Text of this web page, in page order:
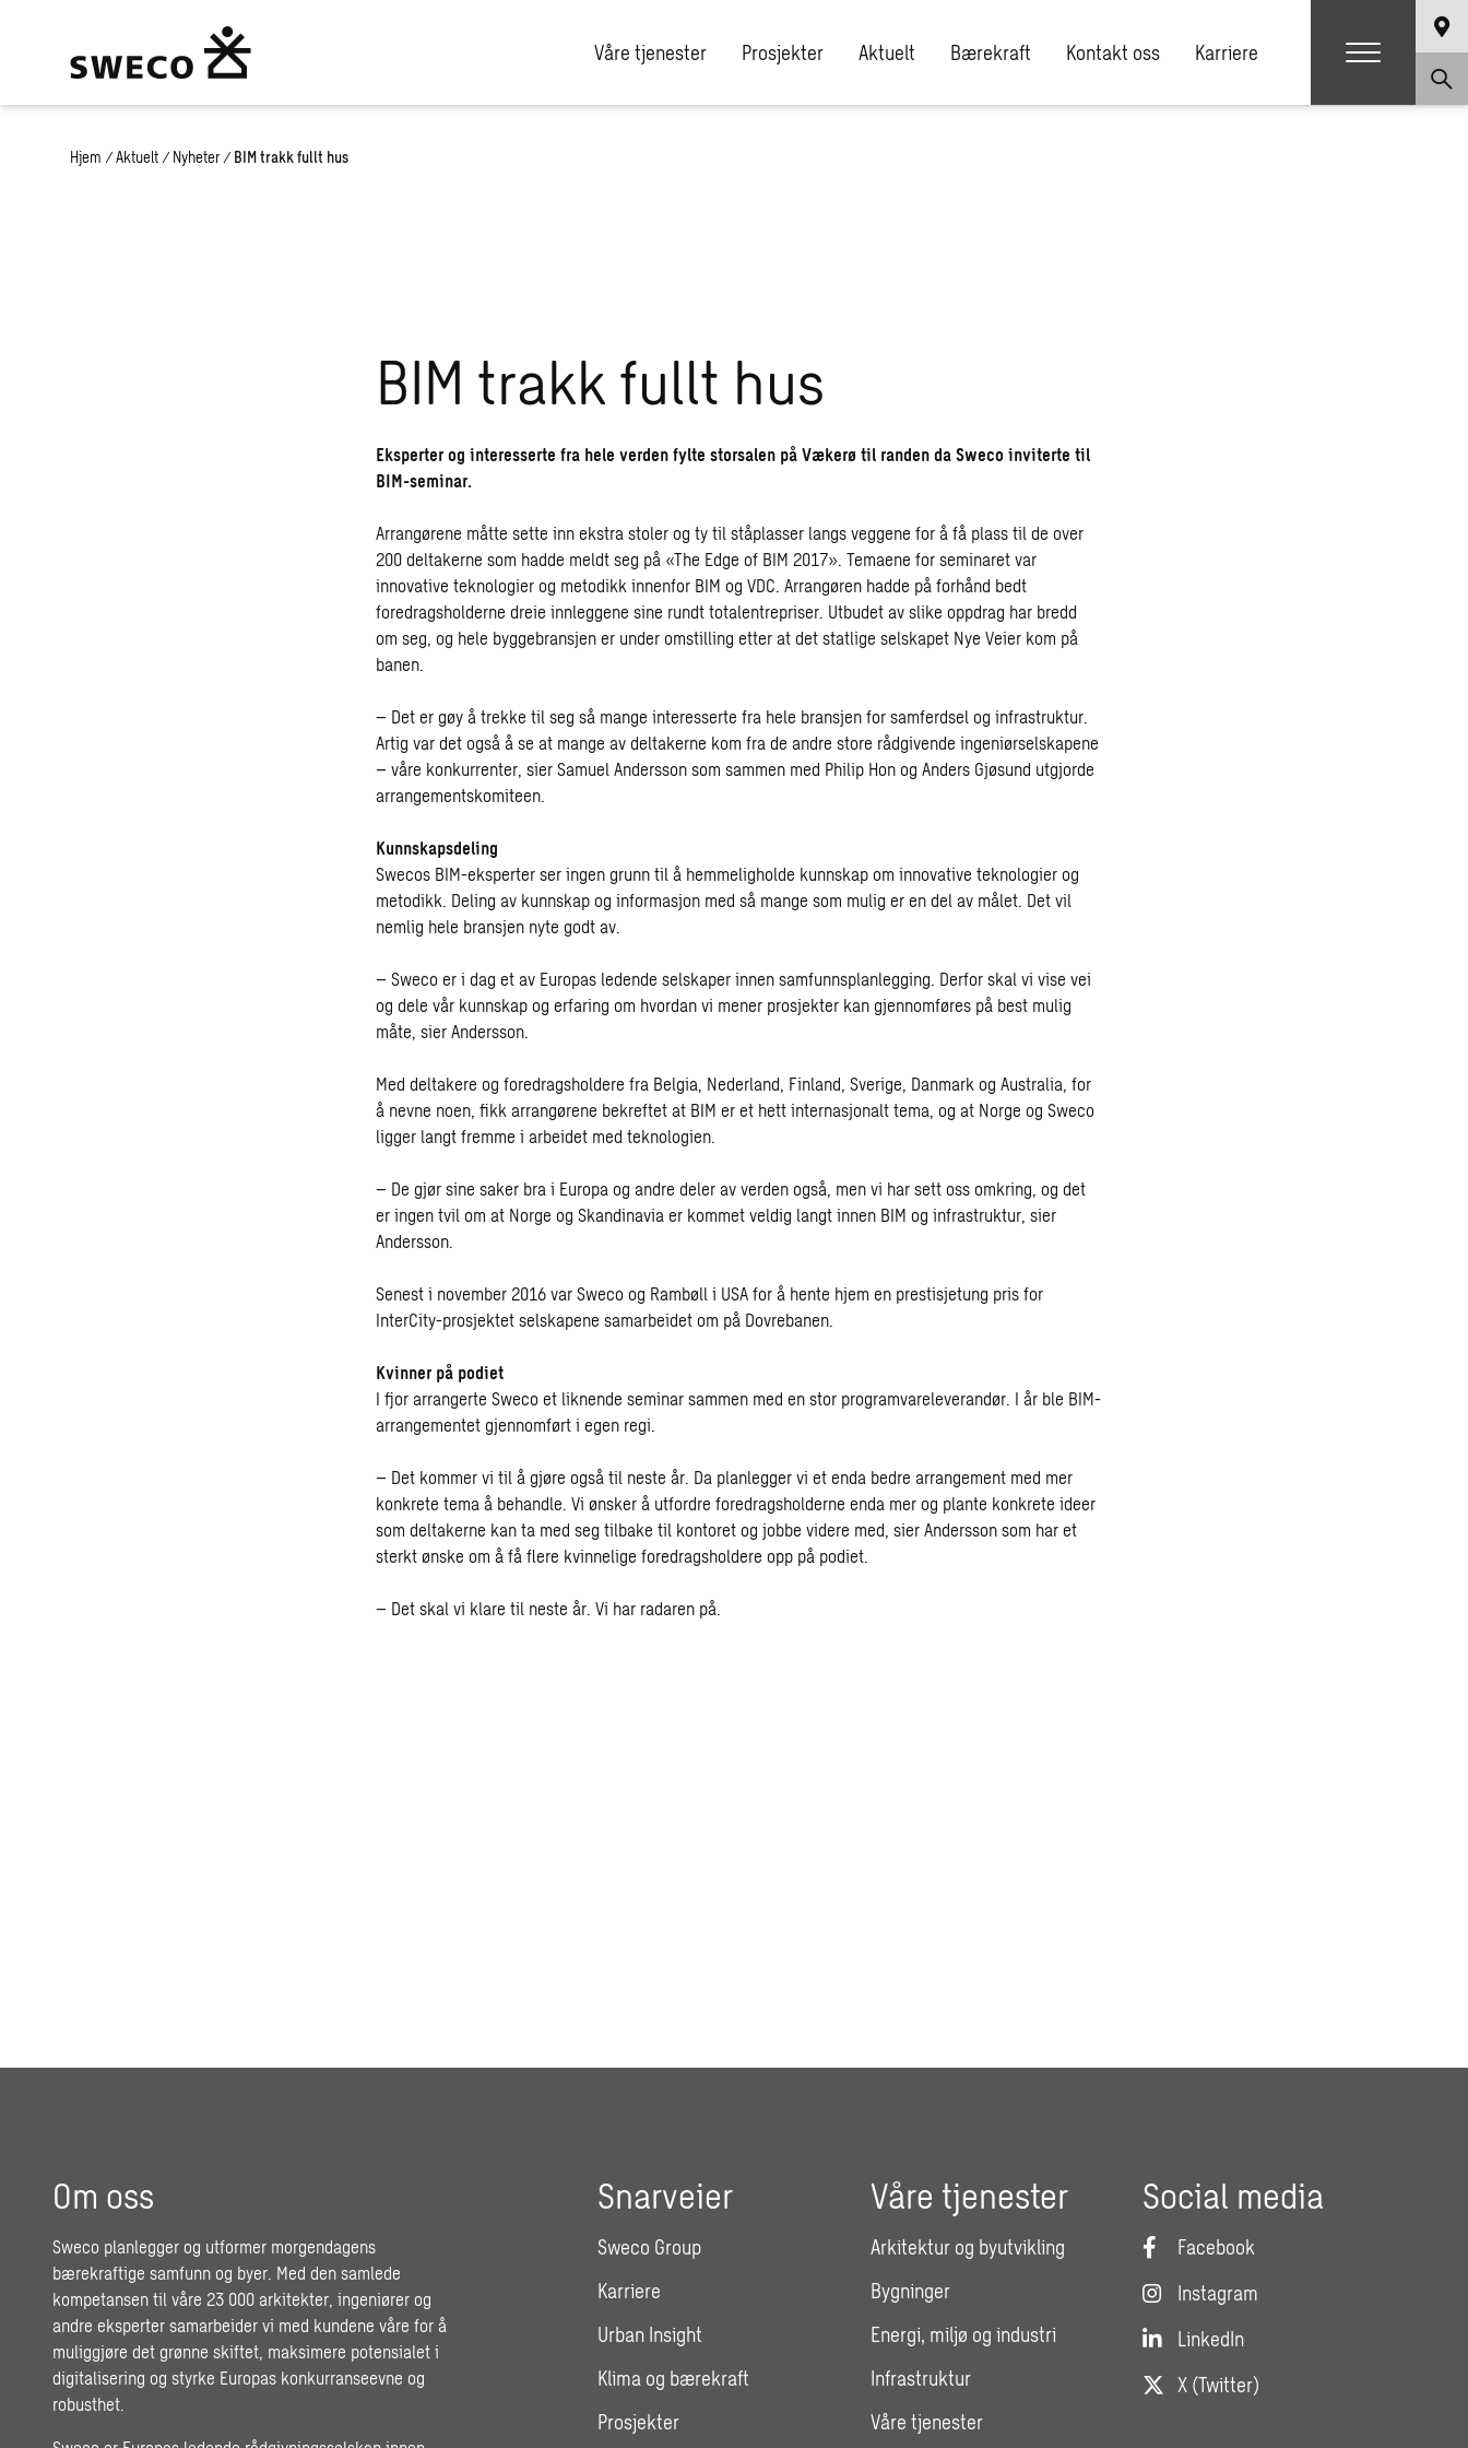
Våre tjenester Prosjekter Aktuelt Bærekraft Kontakt oss Karriere
Hjem / Aktuelt / Nyheter / BIM trakk fullt hus
BIM trakk fullt hus
Eksperter og interesserte fra hele verden fylte storsalen på Vækerø til randen da Sweco inviterte til
BIM-seminar.
Arrangørene måtte sette inn ekstra stoler og ty til ståplasser langs veggene for å få plass til de over
200 deltakerne som hadde meldt seg på «The Edge of BIM 2017». Temaene for seminaret var
innovative teknologier og metodikk innenfor BIM og VDC. Arrangøren hadde på forhånd bedt
foredragsholderne dreie innleggene sine rundt totalentrepriser. Utbudet av slike oppdrag har bredd
om seg, og hele byggebransjen er under omstilling etter at det statlige selskapet Nye Veier kom på
banen.
­– Det er gøy å trekke til seg så mange interesserte fra hele bransjen for samferdsel og infrastruktur.
Artig var det også å se at mange av deltakerne kom fra de andre store rådgivende ingeniørselskapene
– våre konkurrenter, sier Samuel Andersson som sammen med Philip Hon og Anders Gjøsund utgjorde
arrangementskomiteen.
Kunnskapsdeling
Swecos BIM-eksperter ser ingen grunn til å hemmeligholde kunnskap om innovative teknologier og
metodikk. Deling av kunnskap og informasjon med så mange som mulig er en del av målet. Det vil
nemlig hele bransjen nyte godt av.
– Sweco er i dag et av Europas ledende selskaper innen samfunnsplanlegging. Derfor skal vi vise vei
og dele vår kunnskap og erfaring om hvordan vi mener prosjekter kan gjennomføres på best mulig
måte, sier Andersson.
Med deltakere og foredragsholdere fra Belgia, Nederland, Finland, Sverige, Danmark og Australia, for
å nevne noen, fikk arrangørene bekreftet at BIM er et hett internasjonalt tema, og at Norge og Sweco
ligger langt fremme i arbeidet med teknologien.
– De gjør sine saker bra i Europa og andre deler av verden også, men vi har sett oss omkring, og det
er ingen tvil om at Norge og Skandinavia er kommet veldig langt innen BIM og infrastruktur, sier
Andersson.
Senest i november 2016 var Sweco og Rambøll i USA for å hente hjem en prestisjetung pris for
InterCity-prosjektet selskapene samarbeidet om på Dovrebanen.
Kvinner på podiet
I fjor arrangerte Sweco et liknende seminar sammen med en stor programvareleverandør. I år ble BIM-
arrangementet gjennomført i egen regi.
– Det kommer vi til å gjøre også til neste år. Da planlegger vi et enda bedre arrangement med mer
konkrete tema å behandle. Vi ønsker å utfordre foredragsholderne enda mer og plante konkrete ideer
som deltakerne kan ta med seg tilbake til kontoret og jobbe videre med, sier Andersson som har et
sterkt ønske om å få flere kvinnelige foredragsholdere opp på podiet.
– Det skal vi klare til neste år. Vi har radaren på.
Om oss
Sweco planlegger og utformer morgendagens
bærekraftige samfunn og byer. Med den samlede
kompetansen til våre 23 000 arkitekter, ingeniører og
andre eksperter samarbeider vi med kundene våre for å
muliggjøre det grønne skiftet, maksimere potensialet i
digitalisering og styrke Europas konkurranseevne og
robusthet.
Snarveier
Sweco Group
Karriere
Urban Insight
Klima og bærekraft
Prosjekter
Våre tjenester
Arkitektur og byutvikling
Bygninger
Energi, miljø og industri
Infrastruktur
Våre tjenester
Social media
Facebook
Instagram
LinkedIn
X (Twitter)